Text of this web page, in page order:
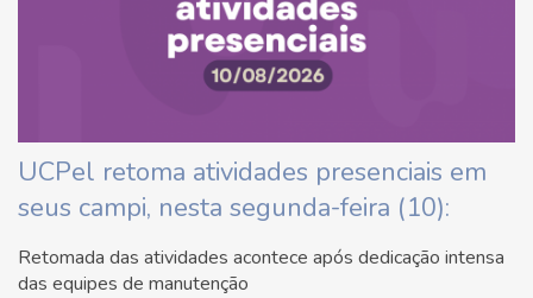
UCPel retoma atividades presenciais em
seus campi, nesta segunda-feira (10):
Retomada das atividades acontece após dedicação intensa
das equipes de manutenção